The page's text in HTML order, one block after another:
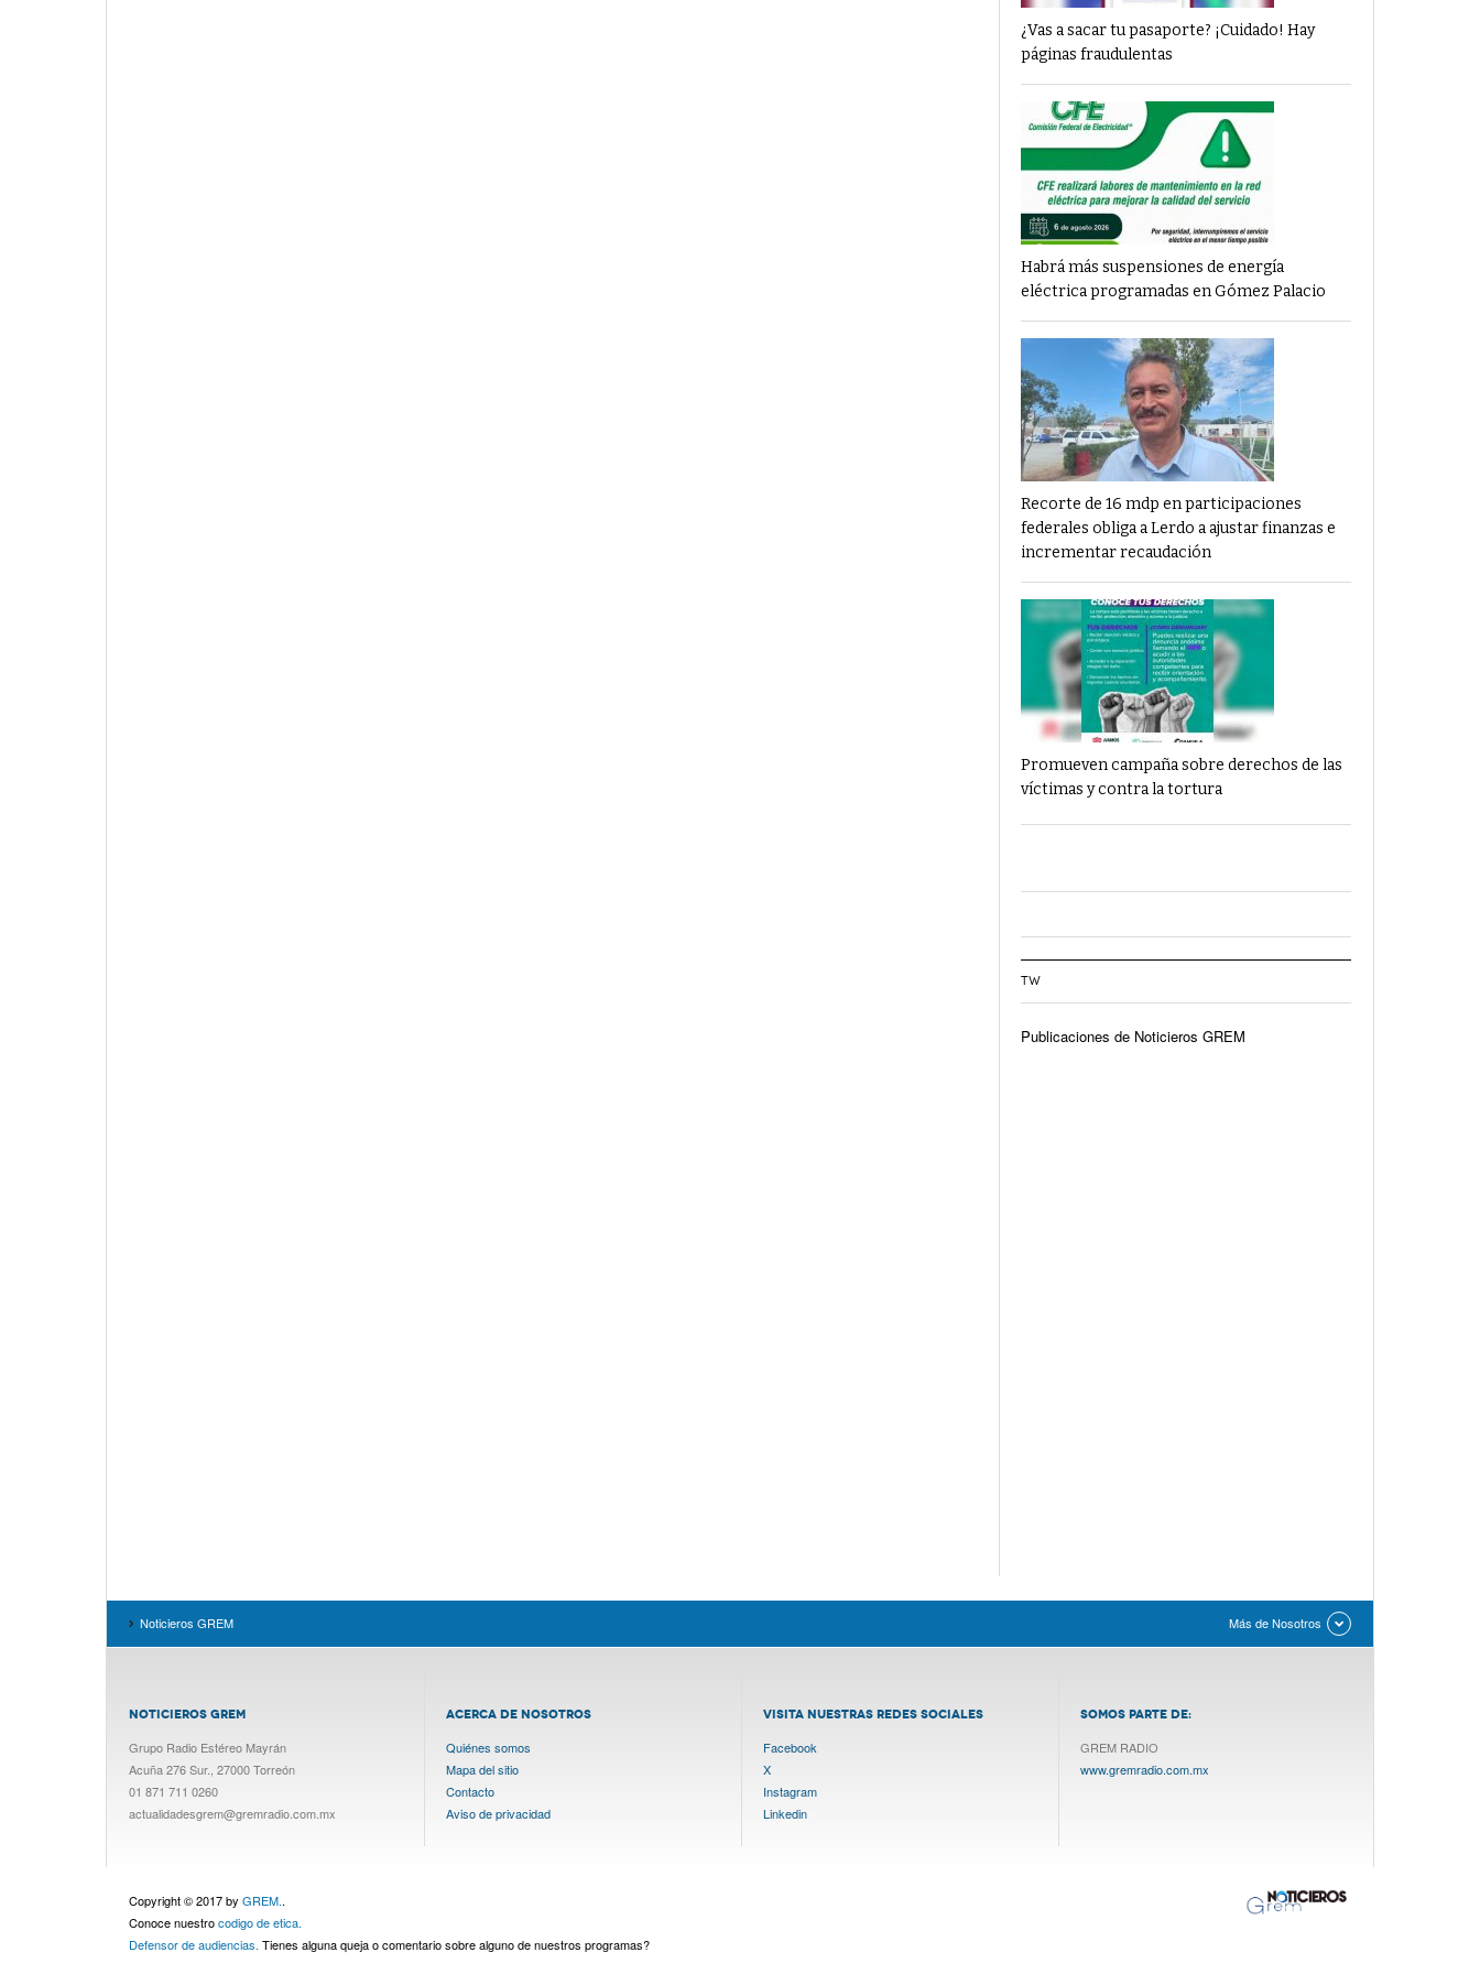
¿Vas a sacar tu pasaporte? ¡Cuidado! Hay
páginas fraudulentas
Habrá más suspensiones de energía
eléctrica programadas en Gómez Palacio
Recorte de 16 mdp en participaciones
federales obliga a Lerdo a ajustar finanzas e
incrementar recaudación
Promueven campaña sobre derechos de las
víctimas y contra la tortura
TW
Publicaciones de Noticieros GREM
Noticieros GREM Más de Nosotros
NOTICIEROS GREM
Grupo Radio Estéreo Mayrán
Acuña 276 Sur., 27000 Torreón
01 871 711 0260
actualidadesgrem@gremradio.com.mx
ACERCA DE NOSOTROS
Quiénes somos
Mapa del sitio
Contacto
Aviso de privacidad
VISITA NUESTRAS REDES SOCIALES
Facebook
X
Instagram
Linkedin
SOMOS PARTE DE:
GREM RADIO
www.gremradio.com.mx
Copyright © 2017 by GREM..
Conoce nuestrocodigo de etica.
Defensor de audiencias. Tienes alguna queja o comentario sobre alguno de nuestros programas?